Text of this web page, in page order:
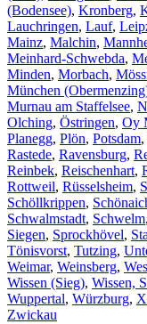
(Bodensee), Kronberg,
Lauchringen, Lauf,
Mainz, Malchin,
Meinhard-Schwebda,
Minden, Morbach,
München
Murnau am Staffelsee,
Olching, Östringen, Oy
Planegg, Plön, Potsdam,
Rastede, Ravensburg,
Reinbek, Reischenhart,
Rottweil, Rüsselsheim,
Schöllkrippen,
Schwalmstadt, Schwelm,
Siegen, Sprockhövel,
Tönisvorst, Tutzing,
Weimar, Weinsberg,
Wissen (Sieg), Wissen,
Wuppertal, Würzburg,
Zwickau